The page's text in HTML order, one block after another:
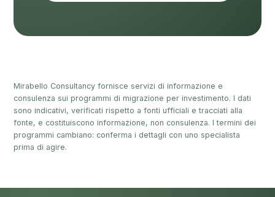
Mirabello Consultancy fornisce servizi di informazione e
consulenza sui programmi di migrazione per investimento. I dati
sono indicativi, verificati rispetto a fonti ufficiali e tracciati alla
fonte, e costituiscono informazione, non consulenza. I termini dei
programmi cambiano: conferma i dettagli con uno specialista
prima di agire.